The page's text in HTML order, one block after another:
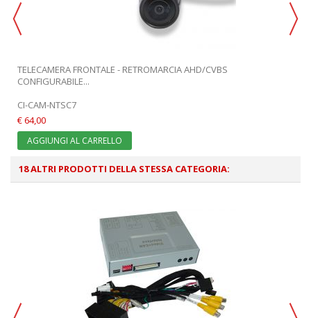
TELECAMERA FRONTALE - RETROMARCIA AHD/CVBS
CONFIGURABILE...
CI-CAM-NTSC7
€ 64,00
AGGIUNGI AL CARRELLO
18 ALTRI PRODOTTI DELLA STESSA CATEGORIA: